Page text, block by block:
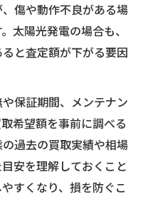
傷や動作不良がある場
太陽光発電の場合も、
と査定額が下がる要因
保証期間、メンテナン
希望額を事前に調べる
過去の買取実績や相場
安を理解しておくこと
すくなり、損を防ぐこ